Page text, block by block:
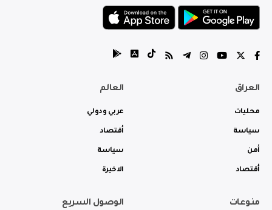
العراق
محليات
سياسة
أمن
أقتصاد
العالم
عربي ودولي
أقتصاد
سياسة
الاخيرة
منوعات الوصول السريع